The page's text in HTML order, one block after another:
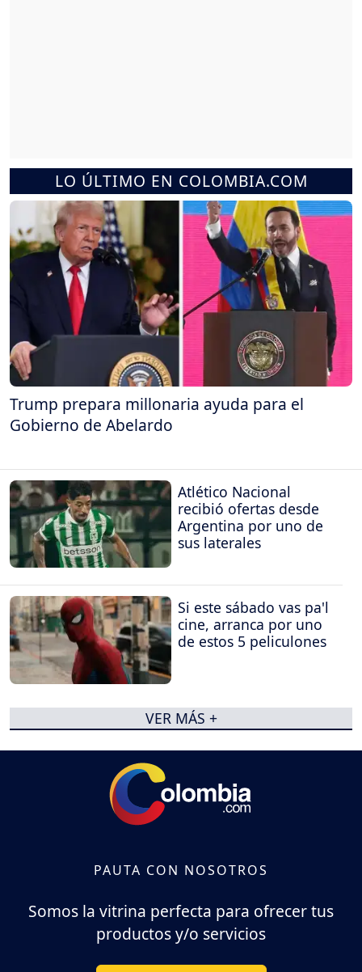
LO ÚLTIMO EN COLOMBIA.COM
Trump prepara millonaria ayuda para el
Gobierno de Abelardo
Atlético Nacional
recibió ofertas desde
Argentina por uno de
sus laterales
Si este sábado vas pa'l
cine, arranca por uno
de estos 5 peliculones
VER MÁS +
PAUTA CON NOSOTROS
Somos la vitrina perfecta para ofrecer tus
productos y/o servicios